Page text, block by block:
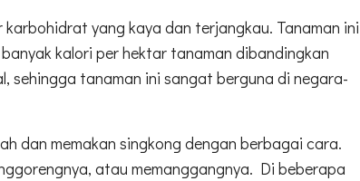
karbohidrat yang kaya dan terjangkau. Tanaman ini
kalori per hektar tanaman dibandingkan
sehingga tanaman ini sangat berguna di negara-
dan memakan singkong dengan berbagai cara.
atau memanggangnya. Di beberapa